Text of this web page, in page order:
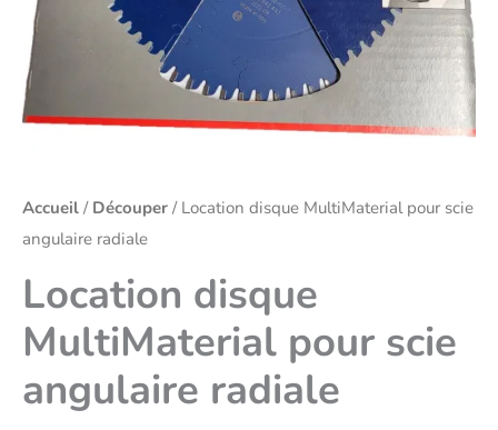
Accueil / Découper / Location disque MultiMaterial pour scie
angulaire radiale
Location disque
MultiMaterial pour scie
angulaire radiale